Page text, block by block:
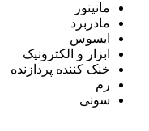
مانیتور
مادربرد
ایسوس
ابزار و الکترونیک
خنک کننده پردازنده
رم
سونی